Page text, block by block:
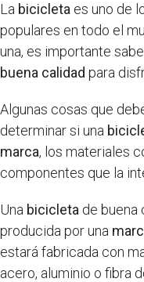
La bicicleta es uno de
populares en todo el
una, es importante
buena calidad para
Algunas cosas que
determinar si una
marca, los materiales
componentes que la
Una bicicleta de buena
producida por una
estará fabricada con
acero, aluminio o fibra